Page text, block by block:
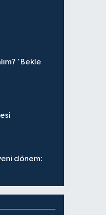
'Bekle
dönem: